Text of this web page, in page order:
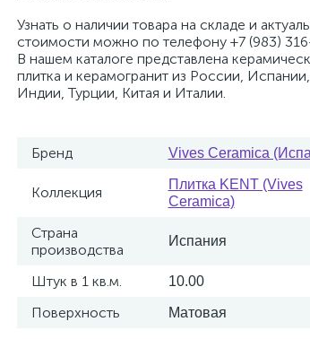
Узнать о наличии товара на складе и
стоимости можно по телефону +7 (983)
В нашем каталоге представлена
плитка и керамогранит из России, Испании,
Индии, Турции, Китая и Италии.
Бренд Vives Ceramica
Коллекция
Плитка KENT (Vives
Ceramica)
Страна
производства
Испания
Штук в 1 кв.м. 10.00
Поверхность Матовая